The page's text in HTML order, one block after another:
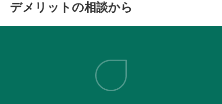
デメリットの相談から